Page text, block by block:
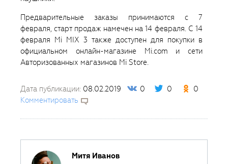
Предварительные заказы принимаются с 7
февраля, старт продаж намечен на 14 февраля. С 14
февраля Mi MIX 3 также доступен для покупки в
официальном онлайн-магазине Mi.com и сети
Авторизованных магазинов Mi Store.
Дата публикации: 08.02.2019 0 0
0
Комментировать
Митя Иванов